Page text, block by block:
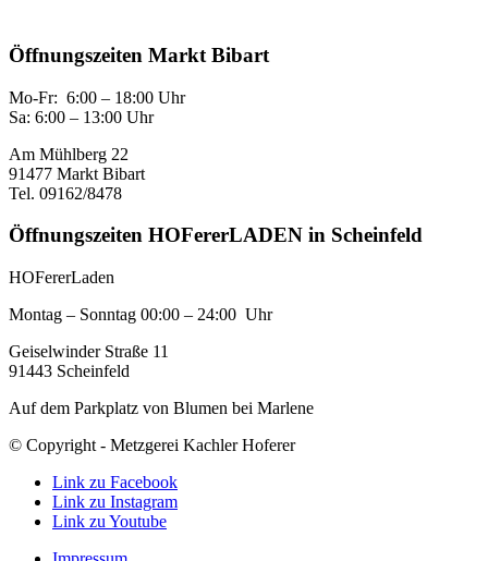
Öffnungszeiten Markt Bibart
Mo-Fr: 6:00 – 18:00 Uhr
Sa: 6:00 – 13:00 Uhr
Am Mühlberg 22
91477 Markt Bibart
Tel. 09162/8478
Öffnungszeiten HOFererLADEN in Scheinfeld
HOFererLaden
Montag – Sonntag 00:00 – 24:00 Uhr
Geiselwinder Straße 11
91443 Scheinfeld
Auf dem Parkplatz von Blumen bei Marlene
© Copyright - Metzgerei Kachler Hoferer
Link zu Facebook
Link zu Instagram
Link zu Youtube